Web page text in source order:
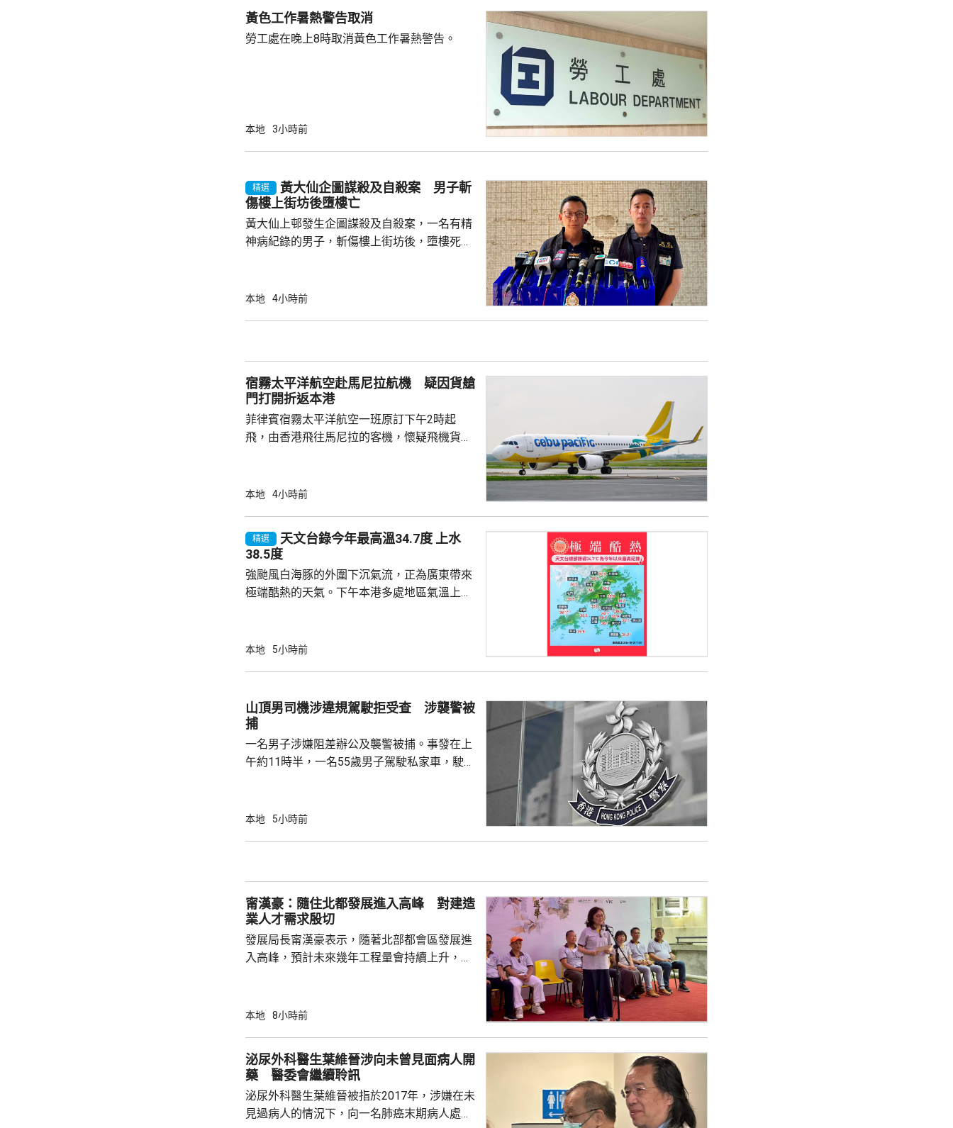
客，需聯繫旅行社查詢票務事宜。公司提醒旅
客前往機場前，先查看航班狀態。
黃色工作暑熱警告取消
勞工處在晚上8時取消黃色工作暑熱警告。
本地 3小時前
精選
黃大仙企圖謀殺及自殺案 男子斬
傷樓上街坊後墮樓亡
黃大仙上邨發生企圖謀殺及自殺案，一名有精
神病紀錄的男子，斬傷樓上街坊後，墮樓死
行兇男子進入，在袋內取出類似菜刀，集中向
場證實死亡，相信他就是行兇者。警方破門進
入行兇者在15樓的單位，發現窗戶打...
本地 4小時前
宿霧太平洋航空赴馬尼拉航機 疑因貨艙
門打開折返本港
菲律賓宿霧太平洋航空一班原訂下午2時起
飛，由香港飛往馬尼拉的客機，懷疑飛機貨艙
40分安全著陸，機場運作不受影響。 機管局
本地 4小時前
精選
天文台錄今年最高溫34.7度 上水
38.5度
強颱風白海豚的外圍下沉氣流，正為廣東帶來
極端酷熱的天氣。下午本港多處地區氣溫上升
更錄得38.5度，黃大仙、打鼓 嶺、跑馬地及元
一兩分鐘已經大汗淋漓、衣服濕透，甚至有輕
微中暑感覺，不過因為預約了球場所以繼續踢
本地 5小時前
山頂男司機涉違規駕駛拒受查 涉襲警被
捕
一名男子涉嫌阻差辦公及襲警被捕。事發在上
午約11時半，一名55歲男子駕駛私家車，駛至
作，並以手襲擊警員，導致他的鼻受傷，其他
本地 5小時前
甯漢豪：隨住北都發展進入高峰 對建造
業人才需求殷切
發展局長甯漢豪表示，隨著北部都會區發展進
入高峰，預計未來幾年工程量會持續上升，建
造業議會做好培訓，期望青年要傳承紮實的工
業活動致詞時指，建造業界近年積極推動應用
先進技術，建造業正改革轉型，至逐步邁向人
工智能和機器人賦能的新時代，提升建造...
本地 8小時前
泌尿外科醫生葉維晉涉向未曾見面病人開
藥 醫委會繼續聆訊
泌尿外科醫生葉維晉被指於2017年，涉嫌在未
見過病人的情況下，向一名肺癌末期病人處方